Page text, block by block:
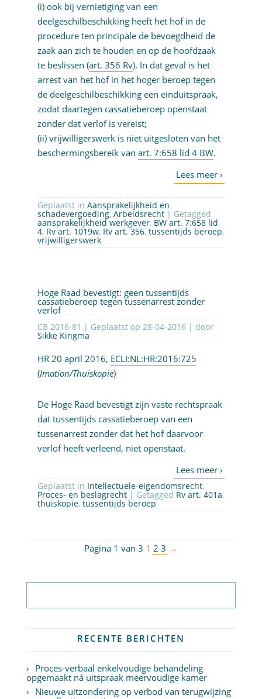
(i) ook bij vernietiging van een
deelgeschilbeschikking heeft het hof in de
procedure ten principale de bevoegdheid de
zaak aan zich te houden en op de hoofdzaak
te beslissen (art. 356 Rv). In dat geval is het
arrest van het hof in het hoger beroep tegen
de deelgeschilbeschikking een einduitspraak,
zodat daartegen cassatieberoep openstaat
zonder dat verlof is vereist;
(ii) vrijwilligerswerk is niet uitgesloten van het
beschermingsbereik van art. 7:658 lid 4 BW.
Geplaatst in Aansprakelijkheid en
schadevergoeding, Arbeidsrecht | Getagged
aansprakelijkheid werkgever, BW art. 7:658 lid
4, Rv art. 1019w, Rv art. 356, tussentijds beroep,
vrijwilligerswerk
Hoge Raad bevestigt: geen tussentijds
cassatieberoep tegen tussenarrest zonder
verlof
CB 2016-81 | Geplaatst op 28-04-2016| door
Sikke Kingma
HR 20 april 2016, ECLI:NL:HR:2016:725
(Imation/Thuiskopie)
De Hoge Raad bevestigt zijn vaste rechtspraak
dat tussentijds cassatieberoep van een
tussenarrest zonder dat het hof daarvoor
verlof heeft verleend, niet openstaat.
Geplaatst in Intellectuele-eigendomsrecht,
Proces- en beslagrecht | Getagged Rv art. 401a,
thuiskopie, tussentijds beroep
Pagina 1 van 3 1 2 3 →
RECENTE BERICHTEN
Proces-verbaal enkelvoudige behandeling
opgemaakt ná uitspraak meervoudige kamer
Nieuwe uitzondering op verbod van terugwijzing